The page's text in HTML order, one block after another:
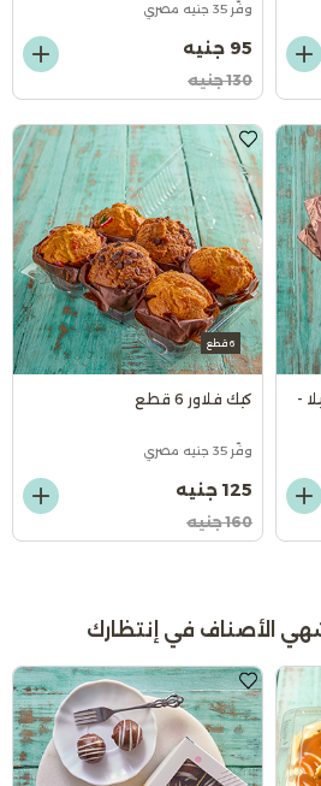
وفّر 35 جنيه مصري
95 جنيه
130 جنيه
-
6 قطع
كيك فلاور 6 قطع
وفّر 35 جنيه مصري
125 جنيه
160 جنيه
الأصناف في إنتظارك